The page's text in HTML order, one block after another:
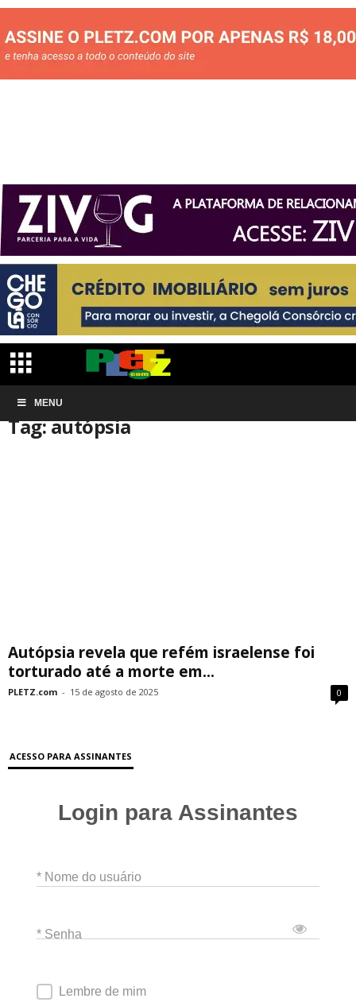
MENU
Início Tags
Tag: autópsia
Autópsia revela que refém israelense foi
torturado até a morte em...
PLETZ.com - 15 de agosto de 2025 0
ACESSO PARA ASSINANTES
Login para Assinantes
* Nome do usuário
* Senha
Lembre de mim